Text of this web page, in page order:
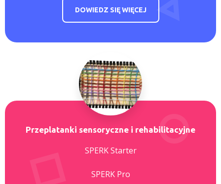
DOWIEDZ SIĘ WIĘCEJ
Przeplatanki sensoryczne i rehabilitacyjne
SPERK Starter
SPERK Pro